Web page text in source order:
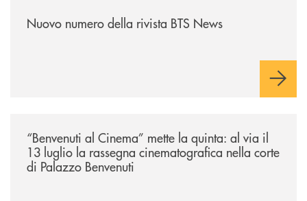
Nuovo numero della rivista BTS News
“Benvenuti al Cinema” mette la quinta: al via il
13 luglio la rassegna cinematografica nella corte
di Palazzo Benvenuti